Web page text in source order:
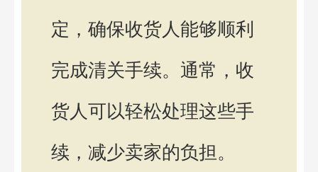
定，确保收货人能够顺利
完成清关手续。通常，收
货人可以轻松处理这些手
续，减少卖家的负担。